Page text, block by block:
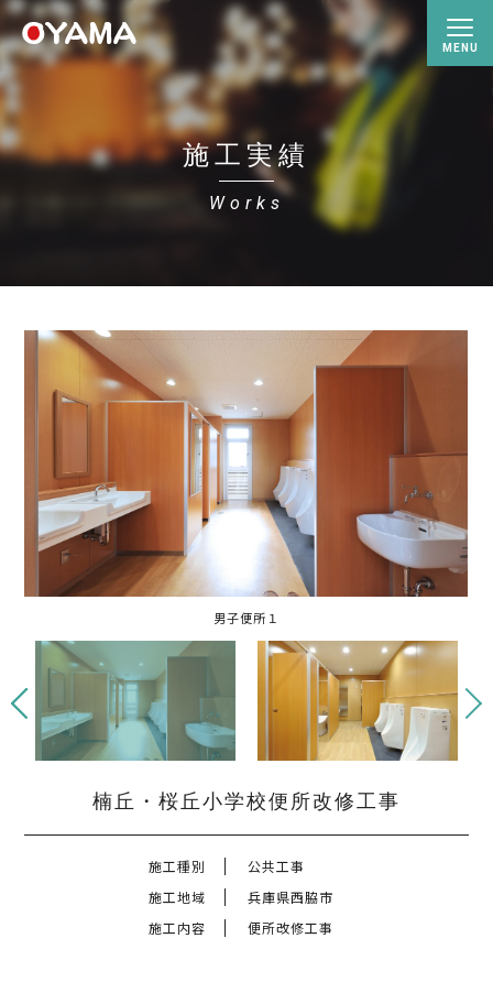
施工実績
Works
男子便所１
男子便所２
女子便所１
女子便所２
楠丘・桜丘小学校便所改修工事
施工種別
公共工事
施工地域
兵庫県西脇市
施工内容
便所改修工事